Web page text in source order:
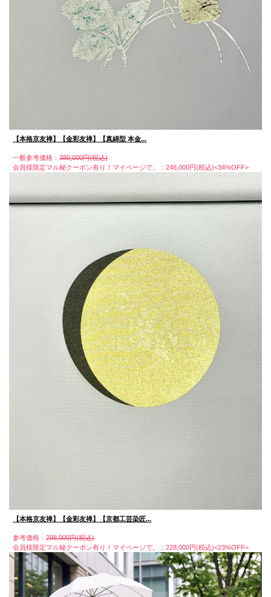
【本格京友禅】【金彩友禅】【真綿型 本金...
一般参考価格：380,000円(税込)
会員様限定マル秘クーポン有り！マイページで。：248,000円(税込)<34%OFF>
【本格京友禅】【金彩友禅】【京都工芸染匠...
参考価格：298,000円(税込)
会員様限定マル秘クーポン有り！マイページで。：228,000円(税込)<23%OFF>